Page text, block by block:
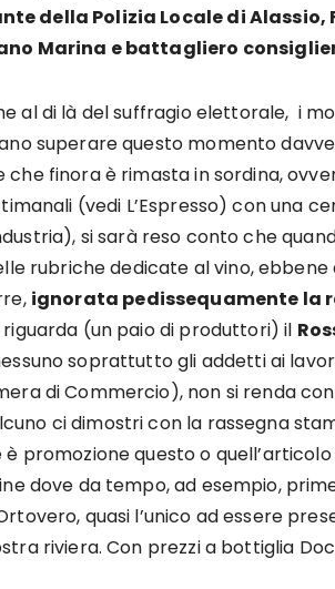
della Polizia Locale di
Marina e battagliero
al di là del suffragio elettorale, i
superare questo momento
che finora è rimasta in sordina,
(vedi L’Espresso) con una
si sarà reso conto che
rubriche dedicate al vino,
ignorata pedissequamente la
riguarda (un paio di produttori) il
soprattutto gli addetti ai
di Commercio), non si renda
ci dimostri con la rassegna
è promozione questo o
dove da tempo, ad esempio,
quasi l’unico ad essere
riviera. Con prezzi a bottiglia